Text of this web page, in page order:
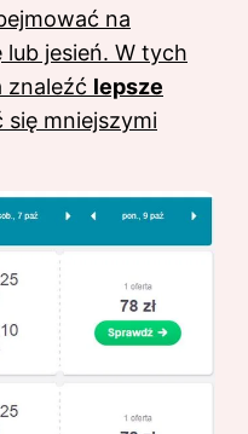
na
lub jesień. W tych
znaleźć lepsze
się mniejszymi